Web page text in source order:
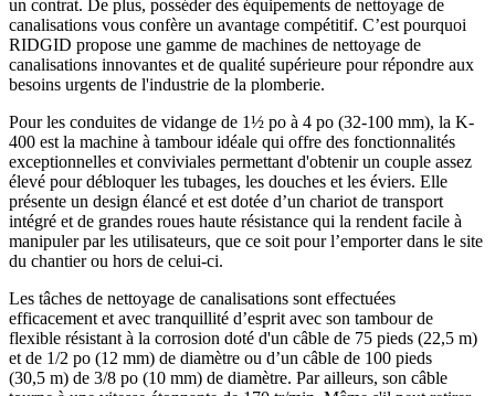
un contrat. De plus, posséder des équipements de nettoyage de
canalisations vous confère un avantage compétitif. C’est pourquoi
RIDGID propose une gamme de machines de nettoyage de
canalisations innovantes et de qualité supérieure pour répondre aux
besoins urgents de l'industrie de la plomberie.
Pour les conduites de vidange de 1½ po à 4 po (32-100 mm), la K-
400 est la machine à tambour idéale qui offre des fonctionnalités
exceptionnelles et conviviales permettant d'obtenir un couple assez
élevé pour débloquer les tubages, les douches et les éviers. Elle
présente un design élancé et est dotée d’un chariot de transport
intégré et de grandes roues haute résistance qui la rendent facile à
manipuler par les utilisateurs, que ce soit pour l’emporter dans le site
du chantier ou hors de celui-ci.
Les tâches de nettoyage de canalisations sont effectuées
efficacement et avec tranquillité d’esprit avec son tambour de
flexible résistant à la corrosion doté d'un câble de 75 pieds (22,5 m)
et de 1/2 po (12 mm) de diamètre ou d’un câble de 100 pieds
(30,5 m) de 3/8 po (10 mm) de diamètre. Par ailleurs, son câble